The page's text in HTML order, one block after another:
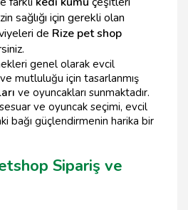
sağlığı için gerekli olan
de Rize pet shop
genel olarak evcil
ve mutluluğu için tasarlanmış
ve oyuncakları sunmaktadır.
ve oyuncak seçimi, evcil
bağı güçlendirmenin harika bir
Sipariş ve